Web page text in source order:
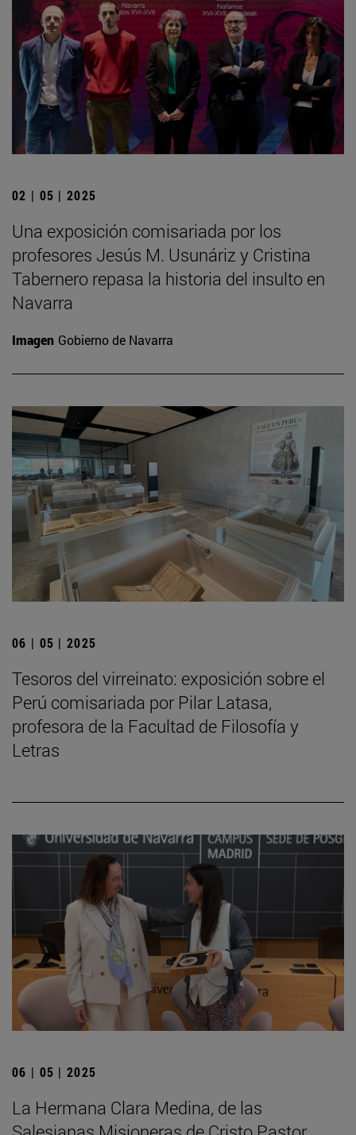
02 | 05 | 2025
Una exposición comisariada por los
profesores Jesús M. Usunáriz y Cristina
Tabernero repasa la historia del insulto en
Navarra
Imagen Gobierno de Navarra
06 | 05 | 2025
Tesoros del virreinato: exposición sobre el
Perú comisariada por Pilar Latasa,
profesora de la Facultad de Filosofía y
Letras
06 | 05 | 2025
La Hermana Clara Medina, de las